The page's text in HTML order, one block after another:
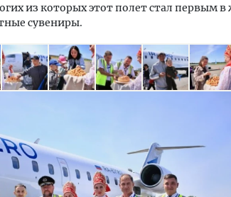
из которых этот полет стал первым
сувениры.